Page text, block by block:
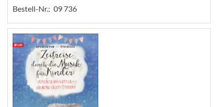
Bestell-Nr.: 09 736